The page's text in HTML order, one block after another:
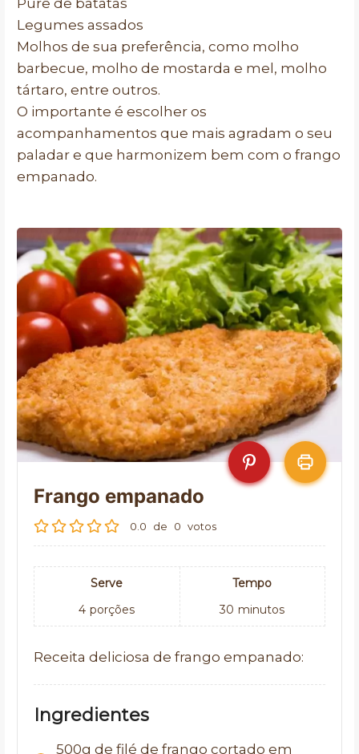
Purê de batatas
Legumes assados
Molhos de sua preferência, como molho
barbecue, molho de mostarda e mel, molho
tártaro, entre outros.
O importante é escolher os
acompanhamentos que mais agradam o seu
paladar e que harmonizem bem com o frango
empanado.
Frango empanado
0.0 de 0 votos
Serve
4 porções
Tempo
30 minutos
Receita deliciosa de frango empanado:
Ingredientes
500g de filé de frango cortado em